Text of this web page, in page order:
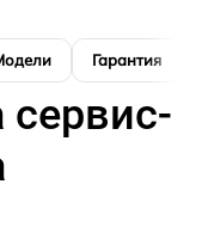
Гарантия